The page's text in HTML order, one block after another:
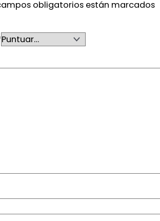
obligatorios están marcados